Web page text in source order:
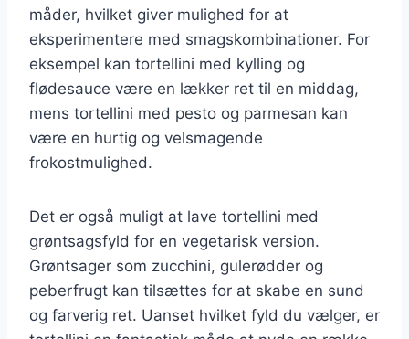
måder, hvilket giver mulighed for at
eksperimentere med smagskombinationer. For
eksempel kan tortellini med kylling og
flødesauce være en lækker ret til en middag,
mens tortellini med pesto og parmesan kan
være en hurtig og velsmagende
frokostmulighed.
Det er også muligt at lave tortellini med
grøntsagsfyld for en vegetarisk version.
Grøntsager som zucchini, gulerødder og
peberfrugt kan tilsættes for at skabe en sund
og farverig ret. Uanset hvilket fyld du vælger, er